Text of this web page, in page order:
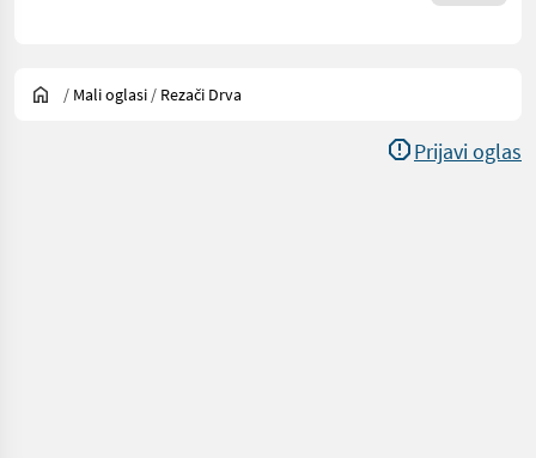
/ Mali oglasi / Rezači Drva
Prijavi oglas